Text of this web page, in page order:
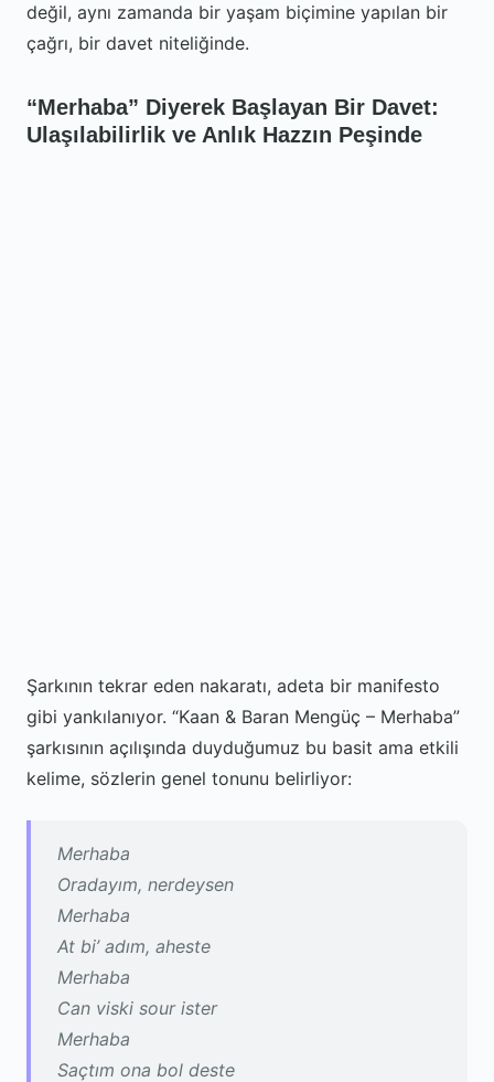
değil, aynı zamanda bir yaşam biçimine yapılan bir
çağrı, bir davet niteliğinde.
“Merhaba” Diyerek Başlayan Bir Davet:
Ulaşılabilirlik ve Anlık Hazzın Peşinde
Şarkının tekrar eden nakaratı, adeta bir manifesto
gibi yankılanıyor. “Kaan & Baran Mengüç – Merhaba”
şarkısının açılışında duyduğumuz bu basit ama etkili
kelime, sözlerin genel tonunu belirliyor:
Merhaba
Oradayım, nerdeysen
Merhaba
At bi’ adım, aheste
Merhaba
Can viski sour ister
Merhaba
Saçtım ona bol deste